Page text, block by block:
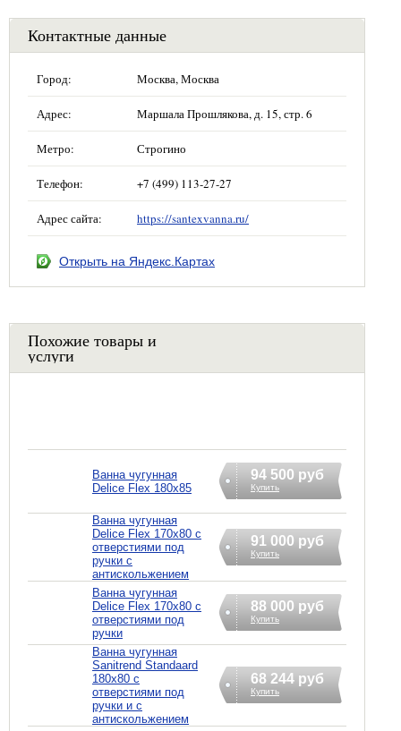
Контактные данные
Город: Москва, Москва
Адрес: Маршала Прошлякова, д. 15, стр. 6
Метро: Строгино
Телефон: +7 (499) 113-27-27
Адрес сайта: https://santexvanna.ru/
Открыть на Яндекс.Картах
Похожие товары и
услуги
Ванна чугунная
Delice Flex 180x85
94 500 руб
Купить
Ванна чугунная
Delice Flex 170x80 с
отверстиями под
ручки с
антискольжением
91 000 руб
Купить
Ванна чугунная
Delice Flex 170x80 с
отверстиями под
ручки
88 000 руб
Купить
Ванна чугунная
Sanitrend Standaard
180х80 с
отверстиями под
ручки и с
антискольжением
68 244 руб
Купить